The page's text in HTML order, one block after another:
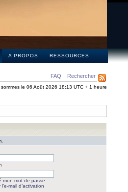
A PROPOS RESSOURCES
FAQ Rechercher
sommes le 06 Août 2026 18:13 UTC + 1 heure
mon mot de passe
mail d’activation